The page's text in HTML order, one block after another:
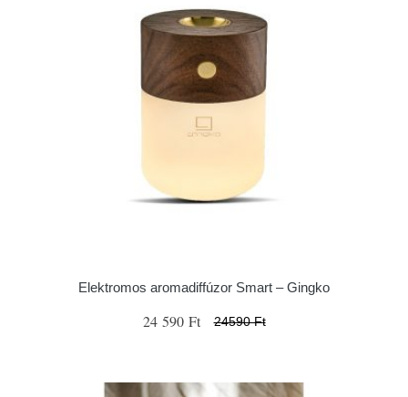
Elektromos aromadiffúzor Smart – Gingko
24 590 Ft 24590 Ft